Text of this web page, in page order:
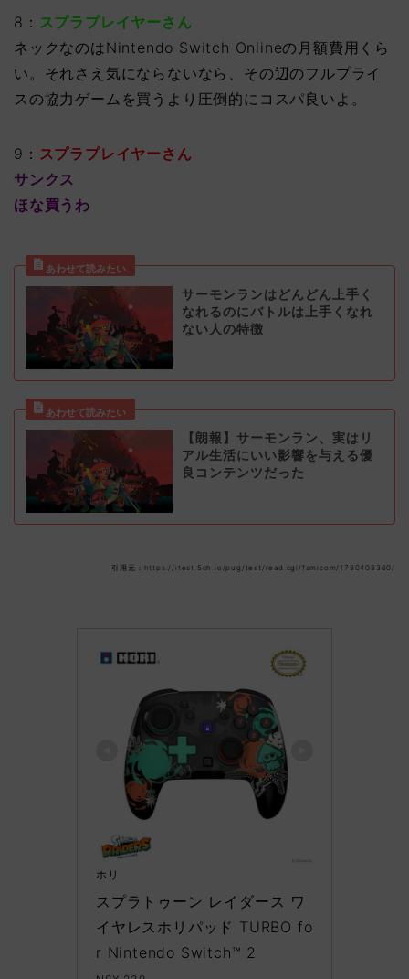
8： スプラプレイヤーさん
ネックなのはNintendo Switch Onlineの月額費用くら
い。それさえ気にならないなら、その辺のフルプライ
スの協力ゲームを買うより圧倒的にコスパ良いよ。
9： スプラプレイヤーさん
サンクス
ほな買うわ
サーモンランはどんどん上手く
なれるのにバトルは上手くなれ
ない人の特徴
【朗報】サーモンラン、実はリ
アル生活にいい影響を与える優
良コンテンツだった
引用元：https://itest.5ch.io/pug/test/read.cgi/famicom/1780408360/
ホリ
スプラトゥーン レイダース ワ
イヤレスホリパッド TURBO fo
r Nintendo Switch™ 2